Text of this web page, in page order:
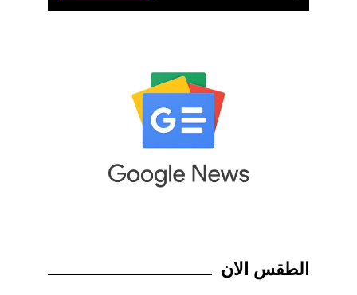
الطقس الان